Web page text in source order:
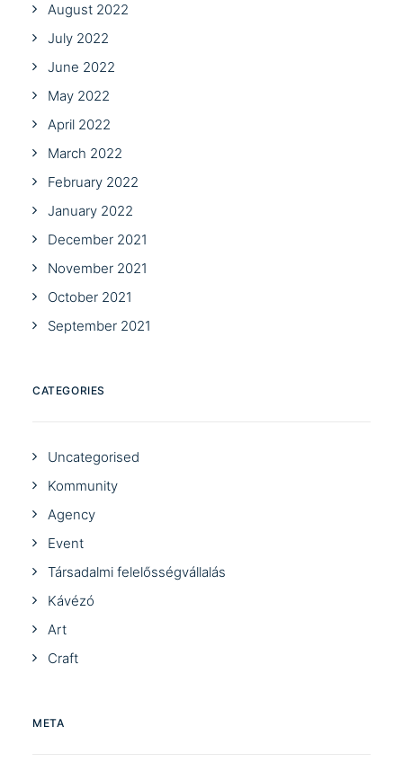
August 2022
July 2022
June 2022
May 2022
April 2022
March 2022
February 2022
January 2022
December 2021
November 2021
October 2021
September 2021
CATEGORIES
Uncategorised
Kommunity
Agency
Event
Társadalmi felelősségvállalás
Kávézó
Art
Craft
META